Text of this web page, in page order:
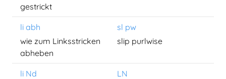
gestrickt
li abh
sl pw
wie zum Linksstricken
abheben
slip purlwise
li Nd
LN